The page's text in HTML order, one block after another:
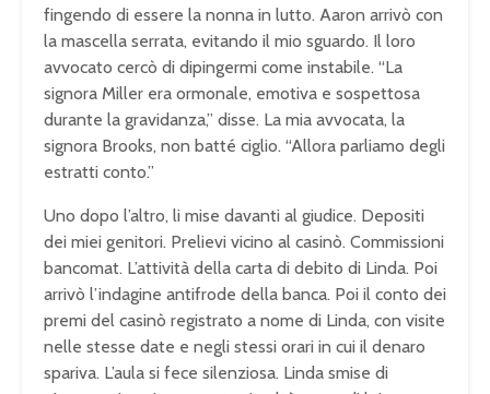
fingendo di essere la nonna in lutto. Aaron arrivò con
la mascella serrata, evitando il mio sguardo. Il loro
avvocato cercò di dipingermi come instabile. “La
signora Miller era ormonale, emotiva e sospettosa
durante la gravidanza,” disse. La mia avvocata, la
signora Brooks, non batté ciglio. “Allora parliamo degli
estratti conto.”
Uno dopo l’altro, li mise davanti al giudice. Depositi
dei miei genitori. Prelievi vicino al casinò. Commissioni
bancomat. L’attività della carta di debito di Linda. Poi
arrivò l’indagine antifrode della banca. Poi il conto dei
premi del casinò registrato a nome di Linda, con visite
nelle stesse date e negli stessi orari in cui il denaro
spariva. L’aula si fece silenziosa. Linda smise di